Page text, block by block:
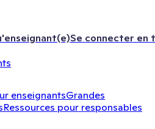
Se connecter en
enseignantsGrandes
Ressources pour responsables